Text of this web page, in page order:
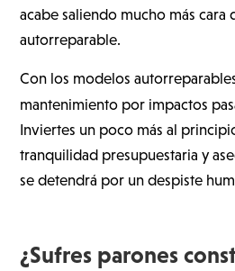
acabe saliendo mucho más cara
autorreparable.
Con los modelos
mantenimiento por impactos
Inviertes un poco más al
tranquilidad presupuestaria y
se detendrá por un despiste
¿Sufres parones